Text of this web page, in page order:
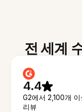
전 세계
4.4
G2에서 2,100개 이
리뷰